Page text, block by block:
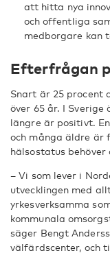
att hitta nya
och offentliga
medborgare kan
Efterfrågan
Snart är 25 procent
över 65 år. I
längre är positivt.
och många äldre är
hälsostatus
– Vi som lever i
utvecklingen med
yrkesverksamma
kommunala
säger Bengt
välfärdscenter, och